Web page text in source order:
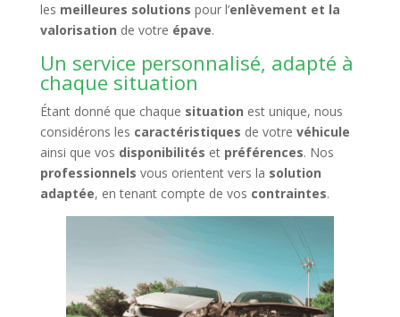
les meilleures solutions pour l’enlèvement et la
valorisation de votre épave.
Un service personnalisé, adapté à
chaque situation
Étant donné que chaque situation est unique, nous
considérons les caractéristiques de votre véhicule
ainsi que vos disponibilités et préférences. Nos
professionnels vous orientent vers la solution
adaptée, en tenant compte de vos contraintes.